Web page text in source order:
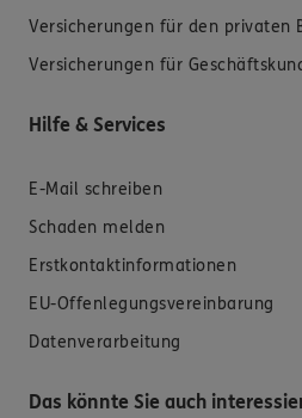
Versicherungen für den privaten
Versicherungen für
Hilfe & Services
E-Mail schreiben
Schaden melden
Erstkontaktinformationen
EU-Offenlegungsvereinbarung
Datenverarbeitung
Das könnte Sie auch